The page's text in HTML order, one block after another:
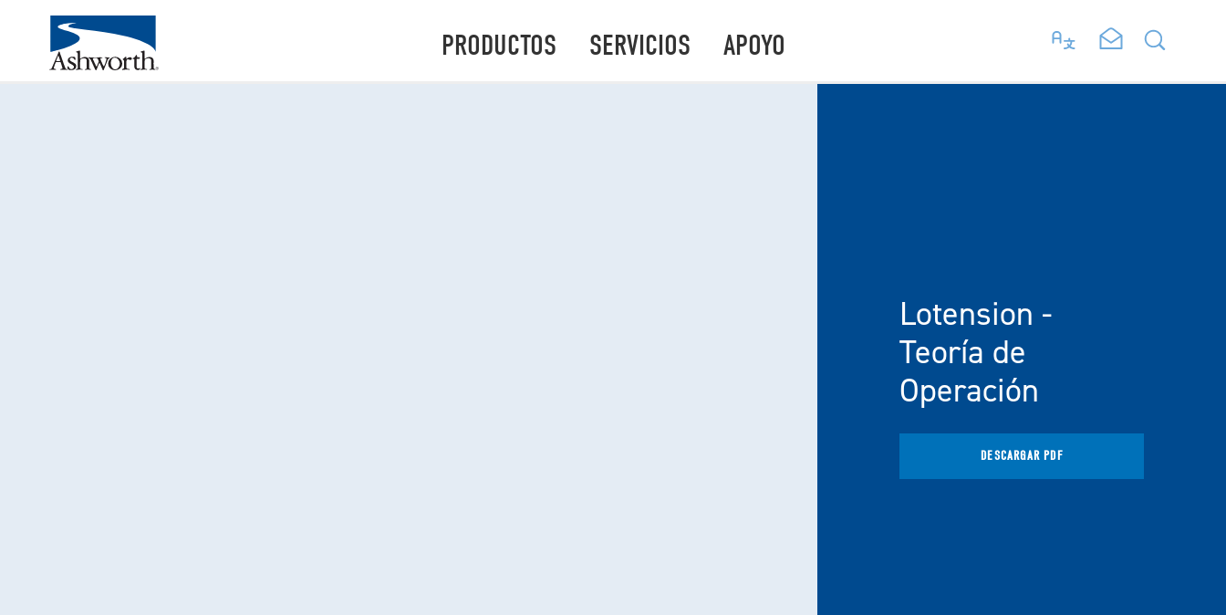
PRODUCTOS SERVICIOS APOYO
Lotension -
Teoría de
Operación
DESCARGAR PDF